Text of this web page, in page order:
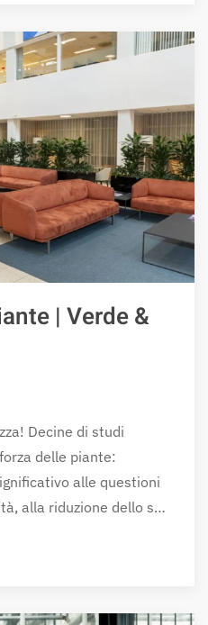
| Verde &
Decine di studi
delle piante:
alle questioni
alla riduzione dello s…